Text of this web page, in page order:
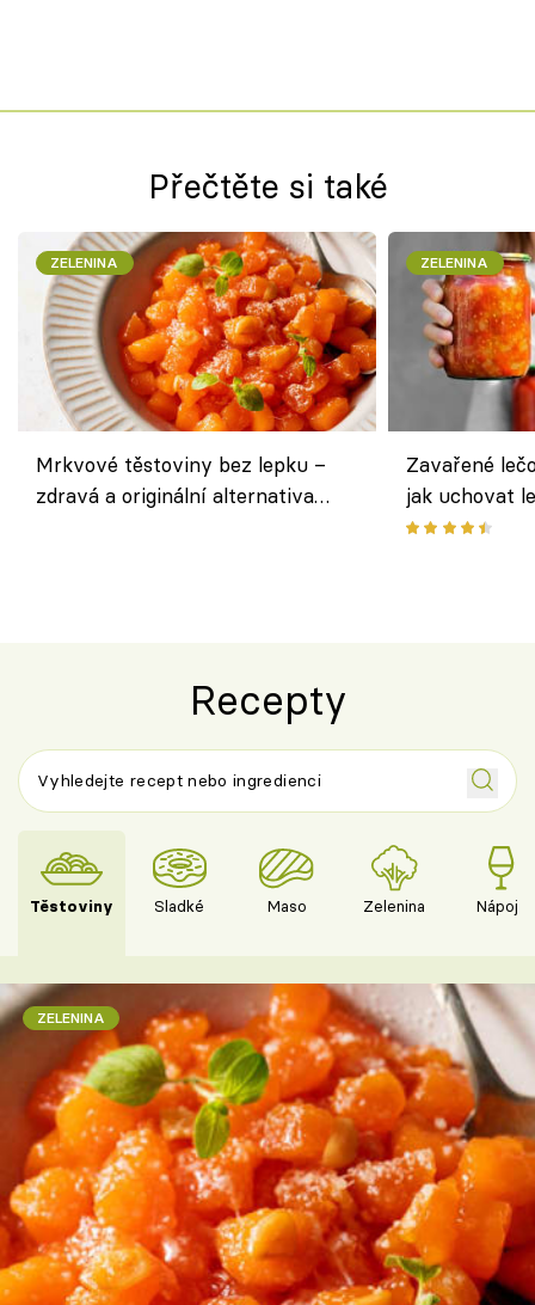
Přečtěte si také
ZELENINA
Mrkvové těstoviny bez lepku –
zdravá a originální alternativa
ZELENINA
Zavařené
jak uchovat
Recepty
Těstoviny Sladké Maso Zelenina Nápoje
ZELENINA